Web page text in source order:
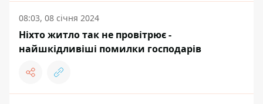
08:03, 08 січня 2024
Ніхто житло так не провітрює -
найшкідливіші помилки господарів